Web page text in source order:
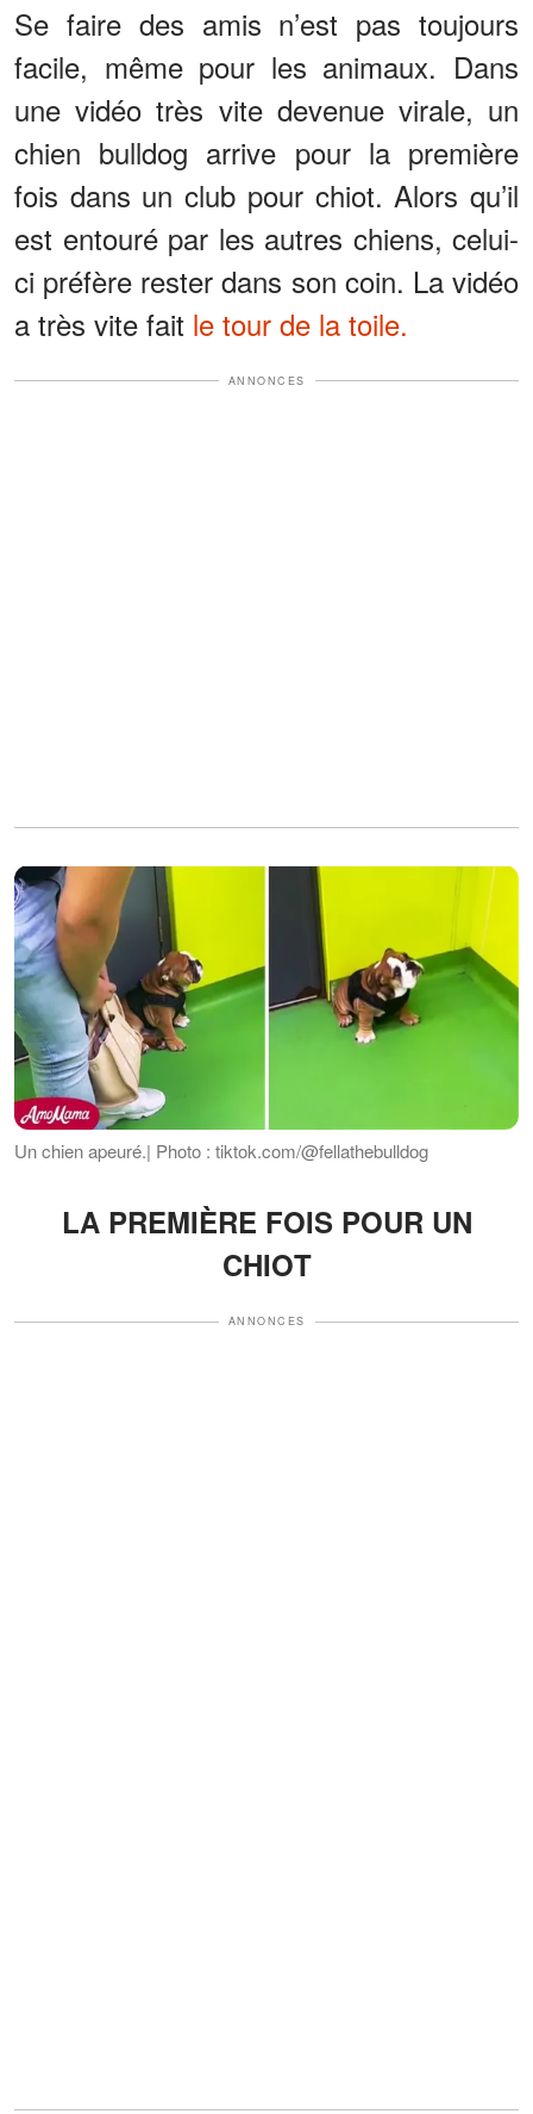
Se faire des amis n’est pas toujours
facile, même pour les animaux. Dans
une vidéo très vite devenue virale, un
chien bulldog arrive pour la première
fois dans un club pour chiot. Alors qu’il
est entouré par les autres chiens, celui-
ci préfère rester dans son coin. La vidéo
a très vite fait le tour de la toile.
ANNONCES
Un chien apeuré.| Photo : tiktok.com/@fellathebulldog
LA PREMIÈRE FOIS POUR UN
CHIOT
ANNONCES